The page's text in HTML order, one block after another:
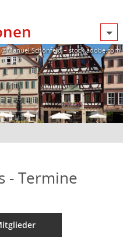
Schönfeld – stock.adobe.com
- Termine